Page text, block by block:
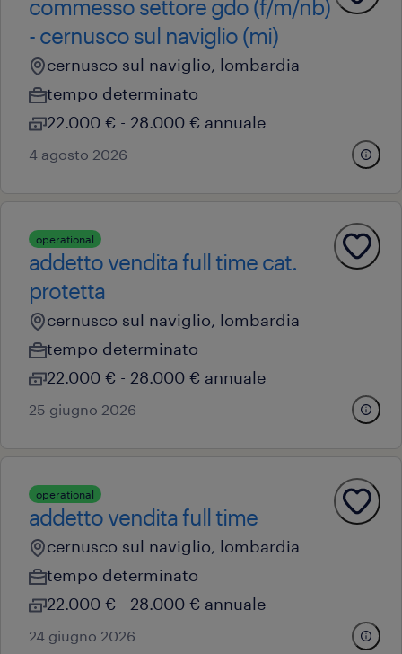
commesso settore gdo (f/m/nb)
- cernusco sul naviglio (mi)
cernusco sul naviglio, lombardia
tempo determinato
22.000 € - 28.000 € annuale
4 agosto 2026
operational
addetto vendita full time cat.
protetta
cernusco sul naviglio, lombardia
tempo determinato
22.000 € - 28.000 € annuale
25 giugno 2026
operational
addetto vendita full time
cernusco sul naviglio, lombardia
tempo determinato
22.000 € - 28.000 € annuale
24 giugno 2026